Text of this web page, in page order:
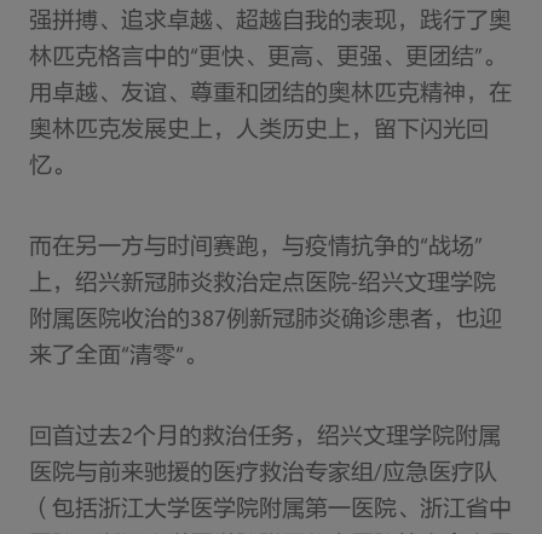
强拼搏、追求卓越、超越自我的表现，践行了奥
林匹克格言中的“更快、更高、更强、更团结”。
用卓越、友谊、尊重和团结的奥林匹克精神，在
奥林匹克发展史上，人类历史上，留下闪光回
忆。
而在另一方与时间赛跑，与疫情抗争的“战场”
上，绍兴新冠肺炎救治定点医院-绍兴文理学院
附属医院收治的387例新冠肺炎确诊患者，也迎
来了全面“清零“。
回首过去2个月的救治任务，绍兴文理学院附属
医院与前来驰援的医疗救治专家组/应急医疗队
（包括浙江大学医学院附属第一医院、浙江省中